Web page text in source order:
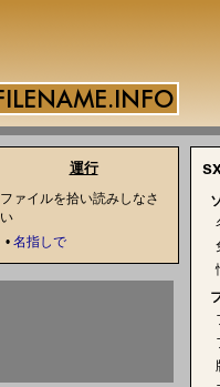
運行
ファイルを拾い読みしなさ
い
• 名指しで